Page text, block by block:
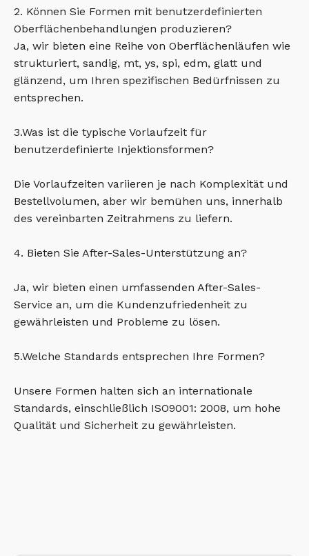
2. Können Sie Formen mit benutzerdefinierten
Oberflächenbehandlungen produzieren?
Ja, wir bieten eine Reihe von Oberflächenläufen wie
strukturiert, sandig, mt, ys, spi, edm, glatt und
glänzend, um Ihren spezifischen Bedürfnissen zu
entsprechen.
3.Was ist die typische Vorlaufzeit für
benutzerdefinierte Injektionsformen?
Die Vorlaufzeiten variieren je nach Komplexität und
Bestellvolumen, aber wir bemühen uns, innerhalb
des vereinbarten Zeitrahmens zu liefern.
4. Bieten Sie After-Sales-Unterstützung an?
Ja, wir bieten einen umfassenden After-Sales-
Service an, um die Kundenzufriedenheit zu
gewährleisten und Probleme zu lösen.
5.Welche Standards entsprechen Ihre Formen?
Unsere Formen halten sich an internationale
Standards, einschließlich ISO9001: 2008, um hohe
Qualität und Sicherheit zu gewährleisten.